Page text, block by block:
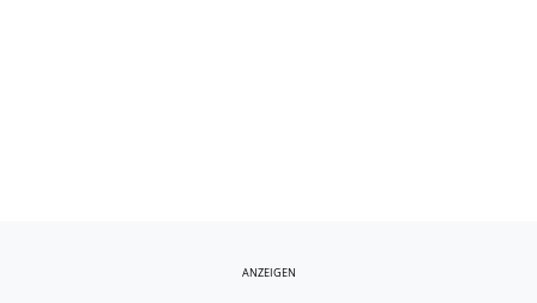
ANZEIGEN